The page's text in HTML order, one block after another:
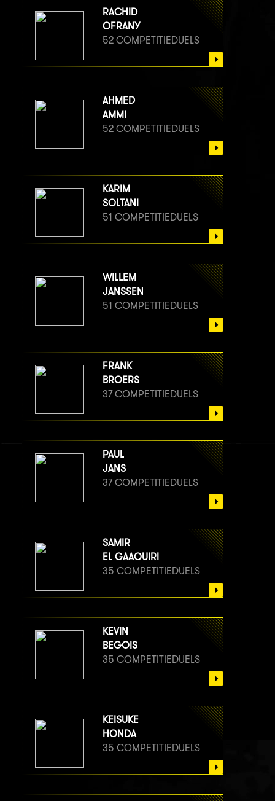
RACHID
OFRANY
52 COMPETITIEDUELS
AHMED
AMMI
52 COMPETITIEDUELS
KARIM
SOLTANI
51 COMPETITIEDUELS
WILLEM
JANSSEN
51 COMPETITIEDUELS
FRANK
BROERS
37 COMPETITIEDUELS
PAUL
JANS
37 COMPETITIEDUELS
SAMIR
EL GAAOUIRI
35 COMPETITIEDUELS
KEVIN
BEGOIS
35 COMPETITIEDUELS
KEISUKE
HONDA
35 COMPETITIEDUELS